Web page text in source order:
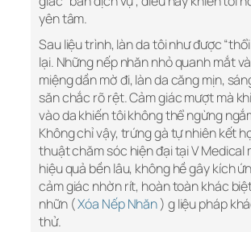
yên tâm.
Sau liệu trình, làn da tôi như được
lại. Những nếp nhăn nhỏ quanh mắt
miệng dần mờ đi, làn da căng mịn,
săn chắc rõ rệt. Cảm giác mượt mà
vào da khiến tôi không thể ngừng
Không chỉ vậy, trứng gà tự nhiên kết
thuật chăm sóc hiện đại tại V Medical
hiệu quả bền lâu, không hề gây kích
cảm giác nhờn rít, hoàn toàn khác
nhữn (Xóa Nếp Nhăn) g liệu pháp
thử.